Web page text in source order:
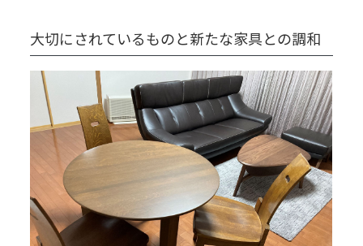
大切にされているものと新たな家具との調和